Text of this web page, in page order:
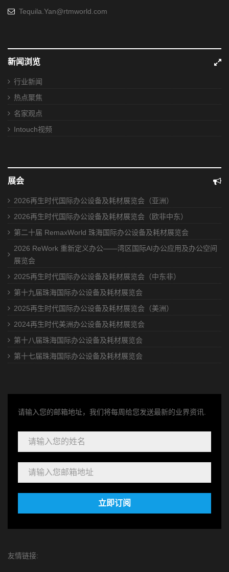
Tequila.Yan@rtmworld.com
新闻浏览
行业新闻
热点聚焦
名家观点
Intouch视频
展会
2026再生时代国际办公设备及耗材展览会（亚洲）
2026再生时代国际办公设备及耗材展览会（欧非中东）
第二十届 RemaxWorld 珠海国际办公设备及耗材展览会
2026 ReWork 重新定义办公——湾区国际AI办公应用及办公空间
展览会
2025再生时代国际办公设备及耗材展览会（中东非）
第十九届珠海国际办公设备及耗材展览会
2025再生时代国际办公设备及耗材展览会（美洲）
2024再生时代美洲办公设备及耗材展览会
第十八届珠海国际办公设备及耗材展览会
第十七届珠海国际办公设备及耗材展览会
请输入您的邮箱地址，我们将每周给您发送最新的业界资讯.
立即订阅
友情链接: